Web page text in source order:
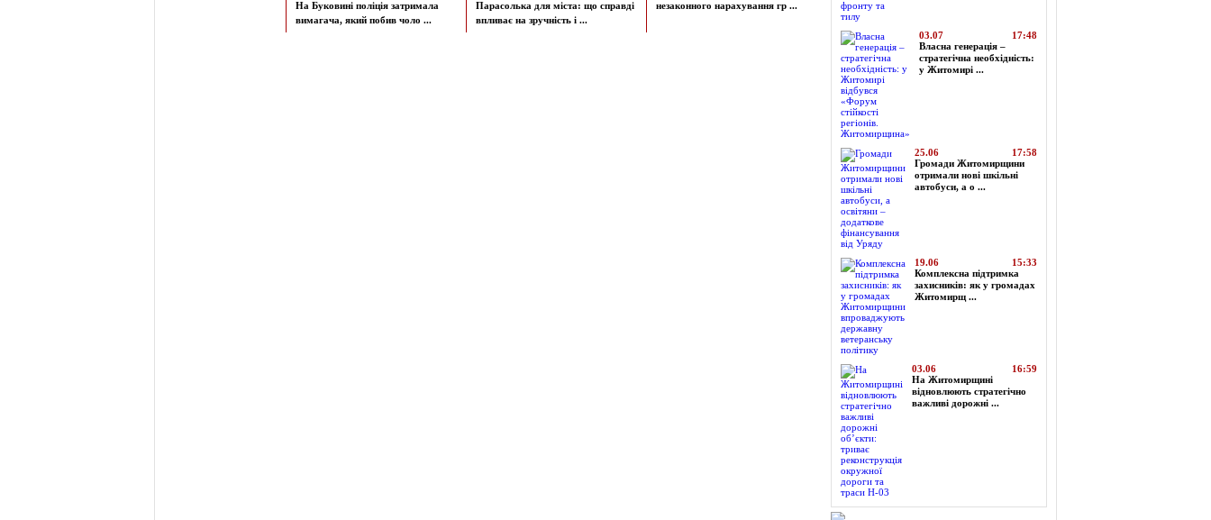
На Буковині поліція затримала
вимагача, який побив чоло ...
Парасолька для міста: що справді
впливає на зручність і ...
незаконного нарахування гр ...
03.07
17:48
Власна генерація –
стратегічна необхідність:
у Житомирі ...
25.06
17:58
Громади Житомирщини
отримали нові шкільні
автобуси, а о ...
19.06
15:33
Комплексна підтримка
захисників: як у громадах
Житомирщ ...
03.06
16:59
На Житомирщині
відновлюють стратегічно
важливі дорожні ...